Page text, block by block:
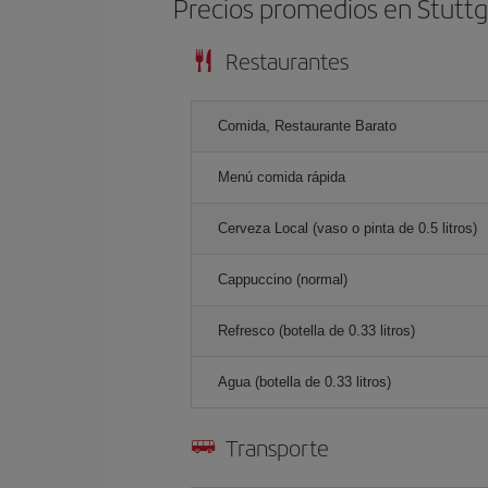
Precios promedios en
Restaurantes
Comida, Restaurante Barato
Menú comida rápida
Cerveza Local (vaso o pinta de 0.5 litros)
Cappuccino (normal)
Refresco (botella de 0.33 litros)
Agua (botella de 0.33 litros)
Transporte